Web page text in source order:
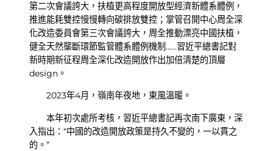
第二次會議誇大，扶植更高程度開放型經濟新體系體例，
推進能耗雙控慢慢轉向碳排放雙控；掌管召開中心周全深
化改造委員會第三次會議誇大，周全推動漂亮中國扶植，
健全天然壟斷環節監管體系體例機制……習近平總書記對
新時期新征程周全深化改造開放作出加倍清楚的頂層
design。
2023年4月，嶺南年夜地，東風溫暖。
本年初次處所考核，習近平總書記再次南下廣東，深
入指出：“中國的改造開放政策是持久不變的，一以貫之
的。”